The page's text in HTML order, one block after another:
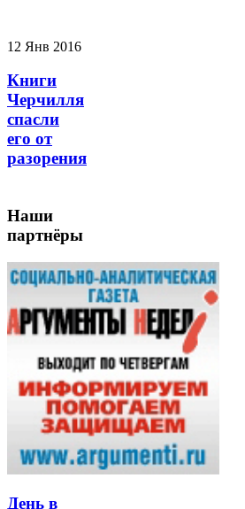
12 Янв 2016
Книги
Черчилля
спасли
его от
разорения
Наши
партнёры
День в